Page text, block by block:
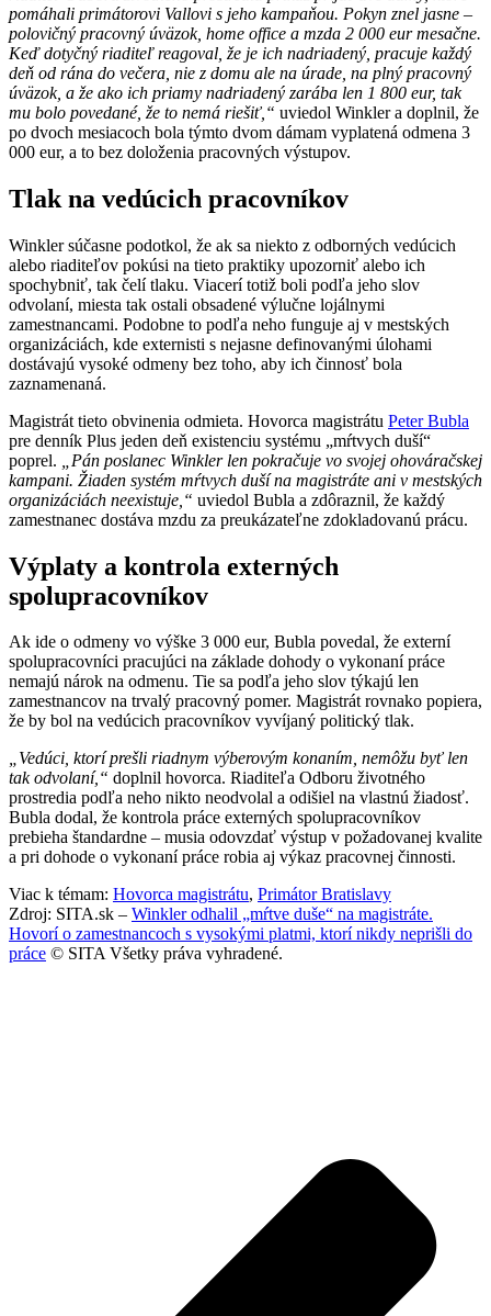
pomáhali primátorovi Vallovi s jeho kampaňou. Pokyn znel jasne –
polovičný pracovný úväzok, home office a mzda 2 000 eur mesačne.
Keď dotyčný riaditeľ reagoval, že je ich nadriadený, pracuje každý
deň od rána do večera, nie z domu ale na úrade, na plný pracovný
úväzok, a že ako ich priamy nadriadený zarába len 1 800 eur, tak
mu bolo povedané, že to nemá riešiť,“ uviedol Winkler a doplnil, že
po dvoch mesiacoch bola týmto dvom dámam vyplatená odmena 3
000 eur, a to bez doloženia pracovných výstupov.
Tlak na vedúcich pracovníkov
Winkler súčasne podotkol, že ak sa niekto z odborných vedúcich
alebo riaditeľov pokúsi na tieto praktiky upozorniť alebo ich
spochybniť, tak čelí tlaku. Viacerí totiž boli podľa jeho slov
odvolaní, miesta tak ostali obsadené výlučne lojálnymi
zamestnancami. Podobne to podľa neho funguje aj v mestských
organizáciách, kde externisti s nejasne definovanými úlohami
dostávajú vysoké odmeny bez toho, aby ich činnosť bola
zaznamenaná.
Magistrát tieto obvinenia odmieta. Hovorca magistrátu Peter Bubla
pre denník Plus jeden deň existenciu systému „mŕtvych duší“
poprel.
„Pán poslanec Winkler len pokračuje vo svojej ohováračskej
kampani. Žiaden systém mŕtvych duší na magistráte ani v mestských
organizáciách neexistuje,“ uviedol Bubla a zdôraznil, že každý
zamestnanec dostáva mzdu za preukázateľne zdokladovanú prácu.
Výplaty a kontrola externých
spolupracovníkov
Ak ide o odmeny vo výške 3 000 eur, Bubla povedal, že externí
spolupracovníci pracujúci na základe dohody o vykonaní práce
nemajú nárok na odmenu. Tie sa podľa jeho slov týkajú len
zamestnancov na trvalý pracovný pomer. Magistrát rovnako popiera,
že by bol na vedúcich pracovníkov vyvíjaný politický tlak.
„Vedúci, ktorí prešli riadnym výberovým konaním, nemôžu byť len
tak odvolaní,“ doplnil hovorca. Riaditeľa Odboru životného
prostredia podľa neho nikto neodvolal a odišiel na vlastnú žiadosť.
Bubla dodal, že kontrola práce externých spolupracovníkov
prebieha štandardne – musia odovzdať výstup v požadovanej kvalite
a pri dohode o vykonaní práce robia aj výkaz pracovnej činnosti.
Viac k témam: Hovorca magistrátu, Primátor Bratislavy
Zdroj: SITA.sk – Winkler odhalil „mŕtve duše“ na magistráte.
Hovorí o zamestnancoch s vysokými platmi, ktorí nikdy neprišli do
práce © SITA Všetky práva vyhradené.